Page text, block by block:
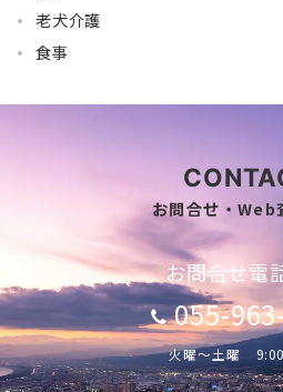
老犬介護
食事
お問合せ・Web
お問合せ電
055-
火曜～土曜